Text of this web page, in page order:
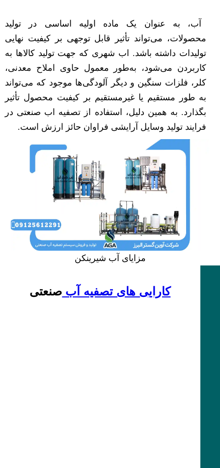
آب، به عنوان یک ماده اولیه اساسی در تولید
محصولات، می‌تواند تأثیر قابل توجهی بر کیفیت نهایی
تولیدات داشته باشد. اب شهری که جهت تولید کالاها به
کاربردن می‌شود، به‌طور معمول حاوی املاح معدنی،
کلر، فلزات سنگین و دیگر آلودگی‌ها موجود که می‌تواند
به طور مستقیم یا غیرمستقیم بر کیفیت محصول تأثیر
بگذارد. به همین دلیل، استفاده از تصفیه اب صنعتی در
فرایند تولید وسایل آرایشی فراوان حائز ارزش است.
مزایای آب شیرینکن
کارایی های تصفیه آب صنعتی